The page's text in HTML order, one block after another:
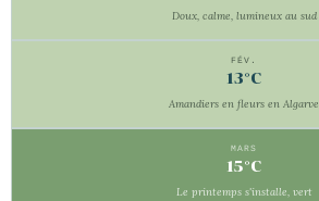
Doux, calme, lumineux au sud
FÉV.
13°C
Amandiers en fleurs en Algarve
MARS
15°C
Le printemps s'installe, vert